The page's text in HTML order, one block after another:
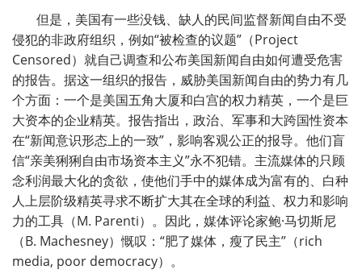
但是，美国有一些没钱、缺人的民间监督新闻自由不受
侵犯的非政府组织，例如“被检查的议题”（Project
Censored）就自己调查和公布美国新闻自由如何遭受危害
的报告。据这一组织的报告，威胁美国新闻自由的势力有几
个方面：一个是美国五角大厦和白宫的权力精英，一个是巨
大资本的企业精英。报告指出，政治、军事和大跨国性资本
在“新闻意识形态上的一致”，影响客观公正的报导。他们盲
信“亲美猁猁自由市场资本主义”永不犯错。主流媒体的只顾
念利润最大化的贪欲，使他们手中的媒体成为富有的、白种
人上层阶级精英寻求不断扩大其在全球的利益、权力和影响
力的工具（M. Parenti）。因此，媒体评论家鲍·马切斯尼
（B. Machesney）慨叹：“肥了媒体，瘦了民主”（rich
media, poor democracy）。